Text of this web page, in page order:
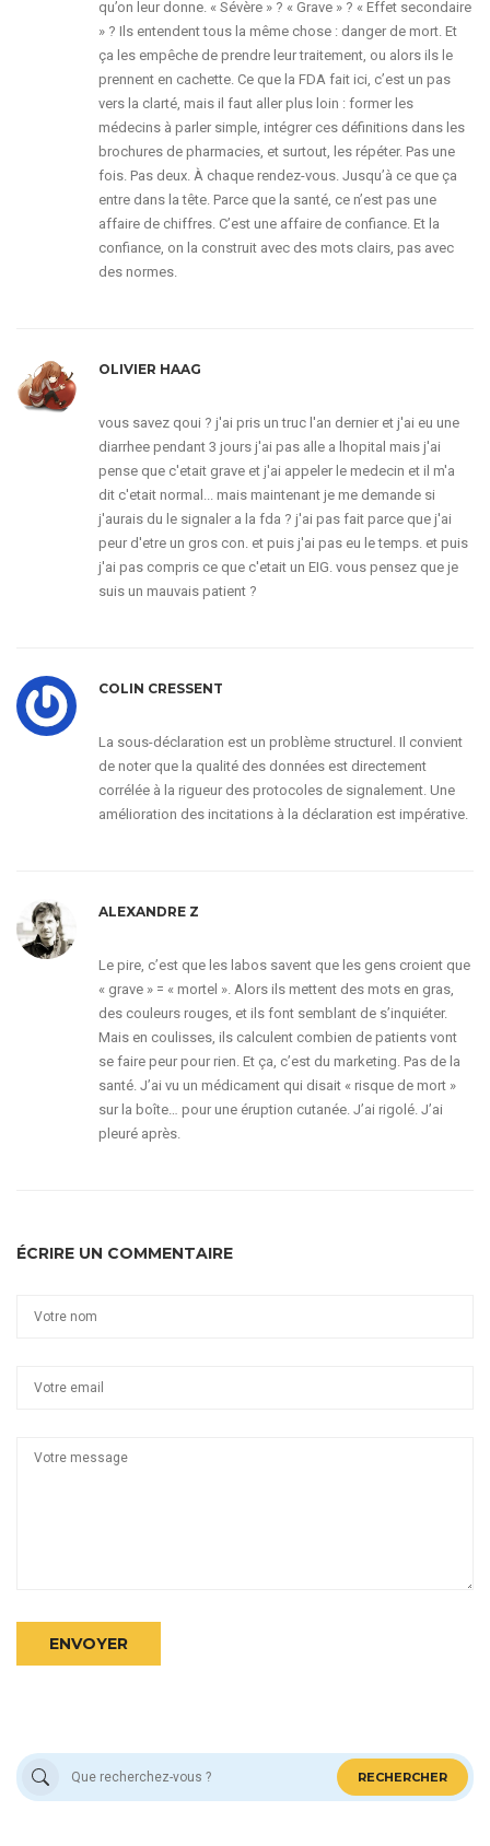
qu’on leur donne. « Sévère » ? « Grave » ? « Effet secondaire
» ? Ils entendent tous la même chose : danger de mort. Et
ça les empêche de prendre leur traitement, ou alors ils le
prennent en cachette. Ce que la FDA fait ici, c’est un pas
vers la clarté, mais il faut aller plus loin : former les
médecins à parler simple, intégrer ces définitions dans les
brochures de pharmacies, et surtout, les répéter. Pas une
fois. Pas deux. À chaque rendez-vous. Jusqu’à ce que ça
entre dans la tête. Parce que la santé, ce n’est pas une
affaire de chiffres. C’est une affaire de confiance. Et la
confiance, on la construit avec des mots clairs, pas avec
des normes.
OLIVIER HAAG
vous savez qoui ? j'ai pris un truc l'an dernier et j'ai eu une
diarrhee pendant 3 jours j'ai pas alle a lhopital mais j'ai
pense que c'etait grave et j'ai appeler le medecin et il m'a
dit c'etait normal... mais maintenant je me demande si
j'aurais du le signaler a la fda ? j'ai pas fait parce que j'ai
peur d'etre un gros con. et puis j'ai pas eu le temps. et puis
j'ai pas compris ce que c'etait un EIG. vous pensez que je
suis un mauvais patient ?
COLIN CRESSENT
La sous-déclaration est un problème structurel. Il convient
de noter que la qualité des données est directement
corrélée à la rigueur des protocoles de signalement. Une
amélioration des incitations à la déclaration est impérative.
ALEXANDRE Z
Le pire, c’est que les labos savent que les gens croient que
« grave » = « mortel ». Alors ils mettent des mots en gras,
des couleurs rouges, et ils font semblant de s’inquiéter.
Mais en coulisses, ils calculent combien de patients vont
se faire peur pour rien. Et ça, c’est du marketing. Pas de la
santé. J’ai vu un médicament qui disait « risque de mort »
sur la boîte… pour une éruption cutanée. J’ai rigolé. J’ai
pleuré après.
ÉCRIRE UN COMMENTAIRE
ENVOYER
RECHERCHER